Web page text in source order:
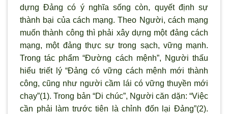
dựng Đảng có ý nghĩa sống còn, quyết định sự
thành bại của cách mạng. Theo Người, cách mạng
muốn thành công thì phải xây dựng một đảng cách
mạng, một đảng thực sự trong sạch, vững mạnh.
Trong tác phẩm “Đường cách mệnh”, Người thấu
hiểu triết lý “Đảng có vững cách mệnh mới thành
công, cũng như người cầm lái có vững thuyền mới
chạy”(1). Trong bản “Di chúc”, Người căn dặn: “Việc
cần phải làm trước tiên là chỉnh đốn lại Đảng”(2).